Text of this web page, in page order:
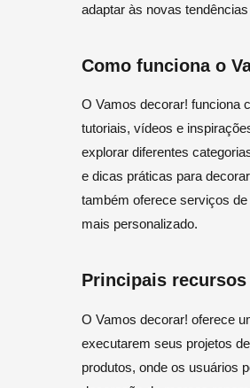
adaptar às novas
Como funciona o
O Vamos decorar! funciona
tutoriais, vídeos e
explorar diferentes
e dicas práticas para
também oferece serviços
mais personalizado.
Principais
O Vamos decorar! oferece
executarem seus projetos
produtos, onde os usuários